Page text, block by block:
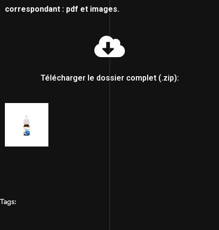
correspondant : pdf et images.
Télécharger le dossier complet (.zip):
Tags: